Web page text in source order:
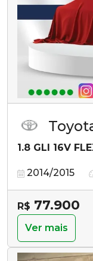
1.8 GLI 16V
2014/2015
R$ 77.900
Ver mais